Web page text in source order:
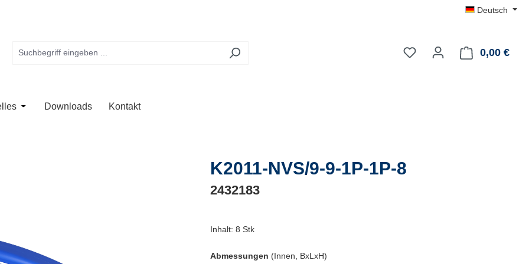
Deutsch
0,00 €
Kategorie Anwendung
das Dropdown der Kategorie Unternehmen
Öffne oder Schließe das Dropdown der Kategorie Aktuelles
Downloads Kontakt
K2011-NVS/9-9-1P-1P-8
2432183
Inhalt: 8 Stk
Abmessungen (Innen, BxLxH)